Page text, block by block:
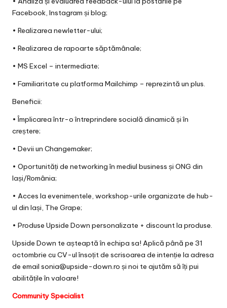
Facebook, Instagram și blog;
• Realizarea newletter-ului;
• Realizarea de rapoarte săptămânale;
• MS Excel – intermediate;
• Familiaritate cu platforma Mailchimp – reprezintă un plus.
Beneficii:
• Împlicarea într-o întreprindere socială dinamică și în
creștere;
• Devii un Changemaker;
• Oportunități de networking în mediul business și ONG din
Iași/România;
• Acces la evenimentele, workshop-urile organizate de hub-
ul din Iași, The Grape;
• Produse Upside Down personalizate + discount la produse.
Upside Down te așteaptă în echipa sa! Aplică până pe 31
octombrie cu CV-ul însoțit de scrisoarea de intenție la adresa
de email sonia@upside-down.ro și noi te ajutăm să îți pui
abilitățile în valoare!
Community Specialist